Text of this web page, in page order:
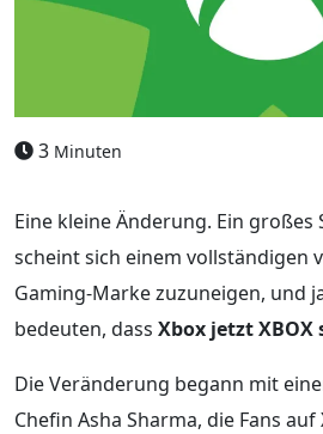
3 Minuten
Eine kleine Änderung. Ein
scheint sich einem vollständigen
Gaming-Marke zuzuneigen, und
bedeuten, dass Xbox jetzt
Die Veränderung begann mit
Chefin Asha Sharma, die Fans